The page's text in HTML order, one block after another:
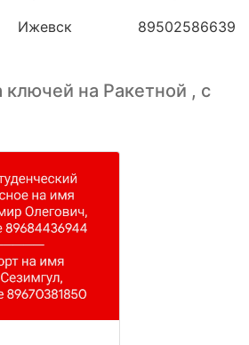
Ижевск 89502586639
ключей на Ракетной , с